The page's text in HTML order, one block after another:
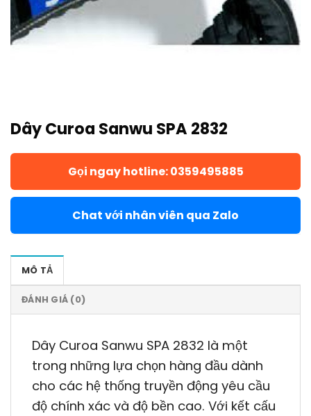
Dây Curoa Sanwu SPA 2832
Gọi ngay hotline: 0359495885
Chat với nhân viên qua Zalo
MÔ TẢ
ĐÁNH GIÁ (0)
Dây Curoa Sanwu SPA 2832 là một
trong những lựa chọn hàng đầu dành
cho các hệ thống truyền động yêu cầu
độ chính xác và độ bền cao. Với kết cấu